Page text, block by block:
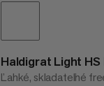
Haldigrat Light
Ľahké, skladateľné